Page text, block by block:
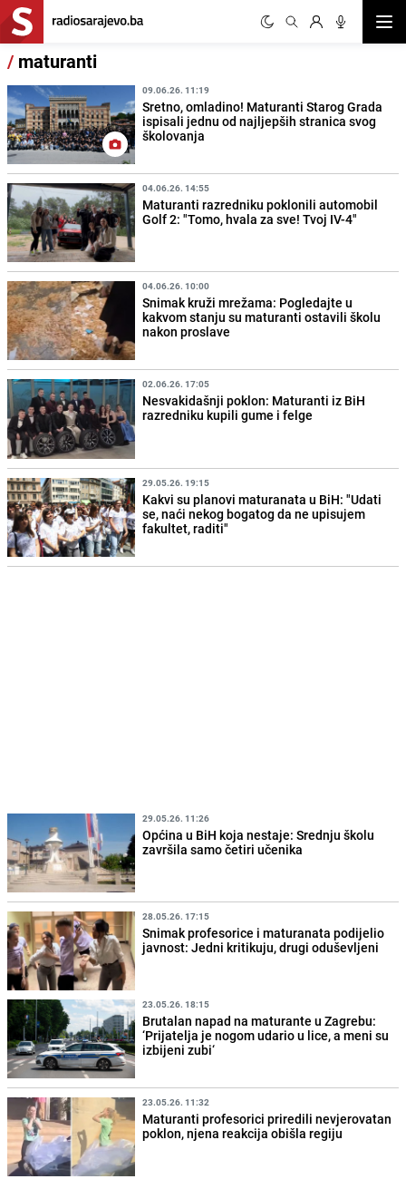
/ maturanti
09.06.26. 11:19
Sretno, omladino! Maturanti Starog Grada
ispisali jednu od najljepših stranica svog
školovanja
04.06.26. 14:55
Maturanti razredniku poklonili automobil
Golf 2: "Tomo, hvala za sve! Tvoj IV-4"
04.06.26. 10:00
Snimak kruži mrežama: Pogledajte u
kakvom stanju su maturanti ostavili školu
nakon proslave
02.06.26. 17:05
Nesvakidašnji poklon: Maturanti iz BiH
razredniku kupili gume i felge
29.05.26. 19:15
Kakvi su planovi maturanata u BiH: "Udati
se, naći nekog bogatog da ne upisujem
fakultet, raditi"
29.05.26. 11:26
Općina u BiH koja nestaje: Srednju školu
završila samo četiri učenika
28.05.26. 17:15
Snimak profesorice i maturanata podijelio
javnost: Jedni kritikuju, drugi oduševljeni
23.05.26. 18:15
Brutalan napad na maturante u Zagrebu:
‘Prijatelja je nogom udario u lice, a meni su
izbijeni zubi‘
23.05.26. 11:32
Maturanti profesorici priredili nevjerovatan
poklon, njena reakcija obišla regiju